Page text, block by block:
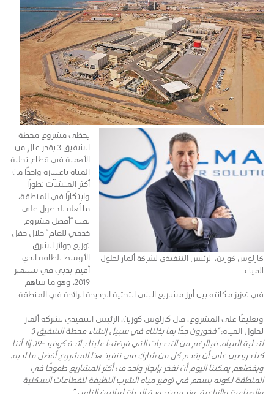
كارلوس كوزين، الرئيس التنفيذي لشركة ألمار لحلول
المياه
يحظى مشروع محطة
الشقيق 3 بقدر عالٍ من
الأهمية في قطاع تحلية
المياه باعتباره واحدًا من
أكثر المنشآت تطورًا
وابتكارًا في المنطقة،
ما أهله للحصول على
لقب “أفصل مشروع
خدمي للعام” خلال حفل
توزيع جوائز الشرق
الأوسط للطاقة الذي
أقيم بدبي في سبتمبر
2019، وهو ما ساهم
في تعزيز مكانته بين أبرز مشاريع البنى التحتية الجديدة الرائدة في المنطقة.
وتعليقًا على المشروع، قال كارلوس كوزين، الرئيس التنفيذي لشركة ألمار
لحلول المياه:
“فخورون جدًا بما بذلناه في سبيل إنشاء محطة الشقيق 3
لتحلية المياه، فبالرغم من التحديات التي فرضتها علينا جائحة كوفيد-19، إلا أننا
كنا حريصين على أن يقدم كل من شارك في تنفيذ هذا المشروع أفضل ما لديه،
وبفضلهم يمكننا اليوم أن نفخر بإنجاز واحد من أكثر المشاريع طموحًا في
المنطقة لكونه يسهم في توفير مياه الشرب النظيفة للقطاعات السكنية
والصناعية والزراعية، وتحسين جودة الحياة لملايين الناس.”